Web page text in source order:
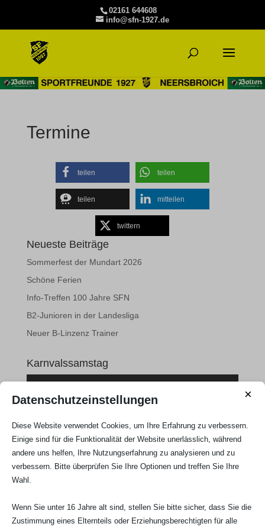
02161 644608
info@sfn-1927.de
Termine
teilen teilen
teilen mitteilen
twittern
Neueste Beiträge
Sommerfest der Mundart 2026
Schöne Ferien
Info-Treffen 100 Jahre SFN
B2-Junioren in der Landesliga
Neuer B-Linzenz Trainer
Karnvalssamstag
Datenschutzeinstellungen ×
Diese Website verwendet Cookies, um Ihre Erfahrung zu verbessern.
Einige sind für die Funktionalität der Website unerlässlich, während
andere uns helfen, Ihre Nutzungserfahrung zu analysieren und zu
verbessern. Bitte überprüfen Sie Ihre Optionen und treffen Sie Ihre
Wahl.
Wenn Sie unter 16 Jahre alt sind, stellen Sie bitte sicher, dass Sie die
Zustimmung eines Elternteils oder Erziehungsberechtigten für alle